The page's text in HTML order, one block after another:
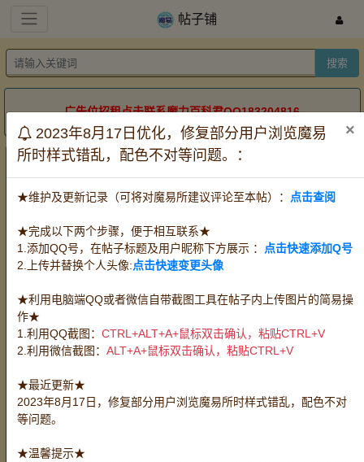
帖子铺
搜索
广告位招租点击联系魔力百科君QQ183204816
帖子铺
服务器： 全部 怀旧牧羊 怀旧金牛
怀旧双子
道具电信
道具网通
时长
方式：
全部 出售 收购
宠物：
全部 攻宠 魔宠 血宠
任务队宠
王宠赛宠
PK宠
装备：
武器 防具
消耗品：
全部 料理 血瓶 时水
技能草
材料：
全部 挖掘 狩猎 伐木 宝石
务
有偿服务：
全部 装备加工 药剂制作
料理烹饪
2023年8月17日优化，修复部分用户浏览魔易
所时样式错乱，配色不对等问题。：
×
★维护及更新记录（可将对魔易所建议评论至本帖）： 点击查阅
★完成以下两个步骤，便于相互联系★
1.添加QQ号，在帖子标题及用户昵称下方展示 ：
点击快速添加Q号
2.上传并替换个人头像:点击快速变更头像
★利用电脑端QQ或者微信自带截图工具在帖子内上传图片的简易操
作★
1.利用QQ截图： CTRL+ALT+A+鼠标双击确认，粘贴CTRL+V
2.利用微信截图： ALT+A+鼠标双击确认，粘贴CTRL+V
★最近更新★
2023年8月17日，修复部分用户浏览魔易所时样式错乱，配色不对
等问题。
★温馨提示★